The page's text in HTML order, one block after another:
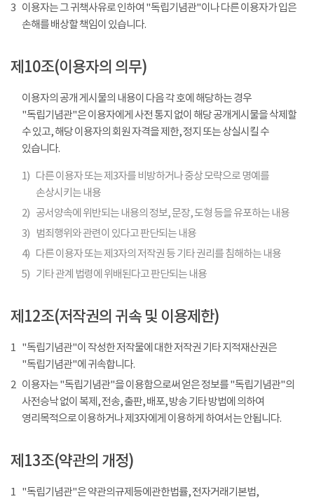
3 이용자는 그 귀책사유로 인하여 "독립기념관"이나 다른 이용자가 입은
손해를 배상할 책임이 있습니다.
제10조(이용자의 의무)
이용자의 공개 게시물의 내용이 다음 각 호에 해당하는 경우
"독립기념관"은 이용자에게 사전 통지 없이 해당 공개게시물을 삭제할
수 있고, 해당 이용자의 회원 자격을 제한, 정지 또는 상실시킬 수
있습니다.
1) 다른 이용자 또는 제3자를 비방하거나 중상 모략으로 명예를
손상시키는 내용
2) 공서양속에 위반되는 내용의 정보, 문장, 도형 등을 유포하는 내용
3)
범죄행위와 관련이 있다고 판단되는 내용
4) 다른 이용자 또는 제3자의 저작권 등 기타 권리를 침해하는 내용
5) 기타 관계 법령에 위배된다고 판단되는 내용
제12조(저작권의 귀속 및 이용제한)
1 "독립기념관"이 작성한 저작물에 대한 저작권 기타 지적재산권은
"독립기념관"에 귀속합니다.
2 이용자는 "독립기념관"을 이용함으로써 얻은 정보를 "독립기념관"의
사전승낙 없이 복제, 전송, 출판, 배포, 방송 기타 방법에 의하여
영리목적으로 이용하거나 제3자에게 이용하게 하여서는 안됩니다.
제13조(약관의 개정)
1 "독립기념관"은 약관의규제등에관한법률, 전자거래기본법,